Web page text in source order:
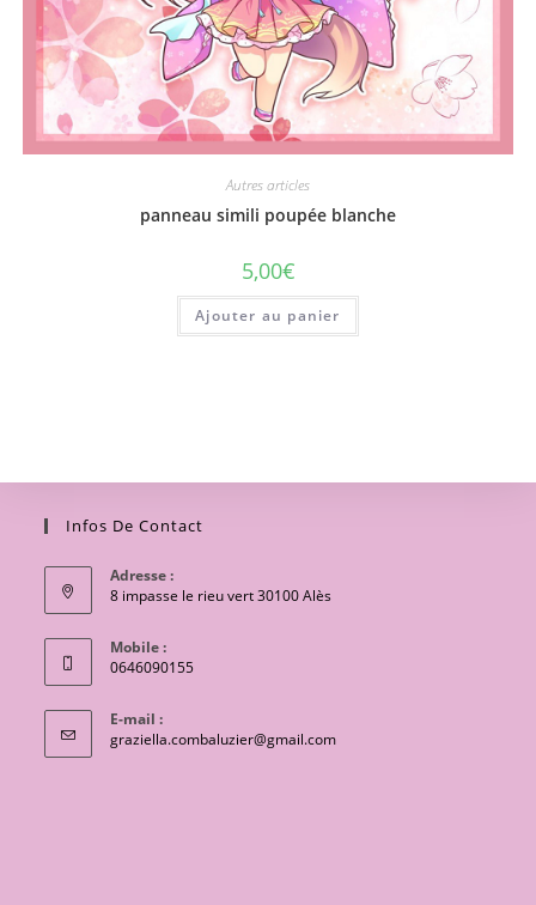
Autres articles
panneau simili poupée blanche
5,00€
Ajouter au panier
Infos De Contact
Adresse :
8 impasse le rieu vert 30100 Alès
Mobile :
0646090155
E-mail :
graziella.combaluzier@gmail.comS’ouvre